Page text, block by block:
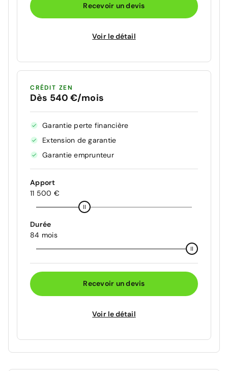
Recevoir un devis
Voir le détail
CRÉDIT ZEN
Dès 540 €/mois
Garantie perte financière
Extension de garantie
Garantie emprunteur
Apport
11 500 €
Durée
84 mois
Recevoir un devis
Voir le détail